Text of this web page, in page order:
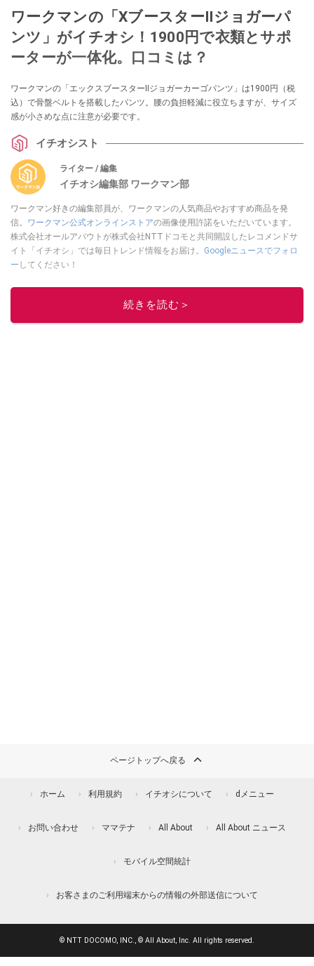
ワークマンの「XブースターⅡジョガーパ
ンツ」がイチオシ！1900円で衣類とサポ
ーターが一体化。口コミは？
ワークマンの「エックスブースターⅡジョガーカーゴパンツ」は1900円（税
込）で骨盤ベルトを搭載したパンツ。腰の負担軽減に役立ちますが、サイズ
感が小さめな点に注意が必要です。
イチオシスト
ライター / 編集
イチオシ編集部 ワークマン部
ワークマン好きの編集部員が、ワークマンの人気商品やおすすめ商品を発
信。 ワークマン公式オンラインストアの画像使用許諾をいただいています。
株式会社オールアバウトが株式会社NTTドコモと共同開設したレコメンドサ
イト「イチオシ」では毎日トレンド情報をお届け。 Googleニュースでフォロ
ー してください！
このイチオシストの他の記事を読む
続きを読む＞
ページトップへ戻る
ホーム 利用規約 イチオシについて dメニュー
お問い合わせ ママテナ All About All About ニュース
モバイル空間統計
お客さまのご利用端末からの情報の外部送信について
© NTT DOCOMO, INC., © All About, Inc. All rights reserved.